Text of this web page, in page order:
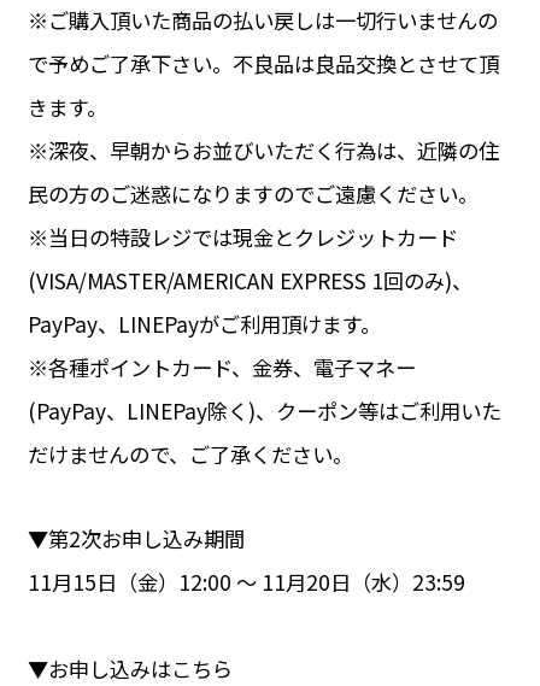
※ご購入頂いた商品の払い戻しは一切行いませんの
で予めご了承下さい。不良品は良品交換とさせて頂
きます。
※深夜、早朝からお並びいただく行為は、近隣の住
民の方のご迷惑になりますのでご遠慮ください。
※当日の特設レジでは現金とクレジットカード
(VISA/MASTER/AMERICAN EXPRESS 1回のみ)、
PayPay、LINEPayがご利用頂けます。
※各種ポイントカード、金券、電子マネー
(PayPay、LINEPay除く)、クーポン等はご利用いた
だけませんので、ご了承ください。
▼第2次お申し込み期間
11月15日（金）12:00 〜 11月20日（水）23:59
▼お申し込みはこちら